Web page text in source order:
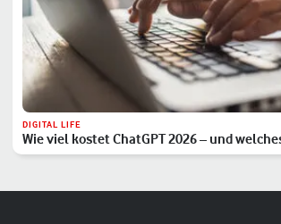
DIGITAL LIFE
Wie viel kostet ChatGPT 2026 – und